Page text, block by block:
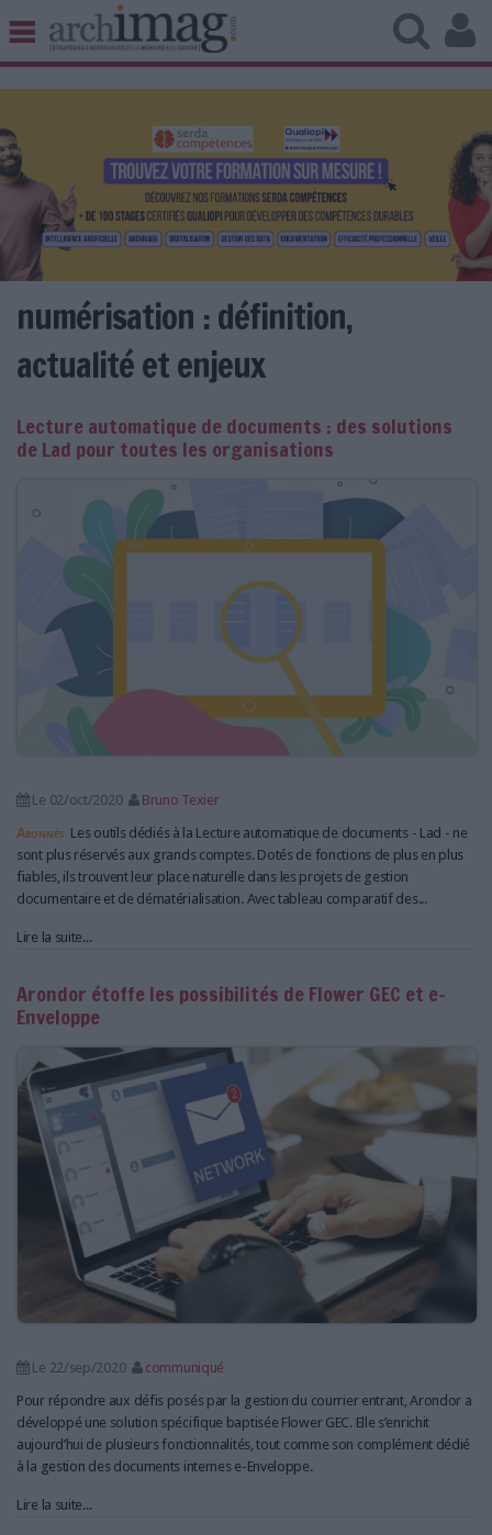
BIBLIOTHÈQUE ÉDITION
UNIVERS DATA
TRAVAIL COLLABORATIF
VIE NUMÉRIQUE
NUMÉRIQUE RESPONSABLE
LES NEWSLETTERS
LES GUIDES PRATIQUES
L'ESPACE EMPLOI
L'ANNUAIRE DES ACTEURS
LES LIVRES BLANCS
LES SUPPLÉMENTS
NOS OFFRES D'ABONNEMENTS
numérisation : définition,
actualité et enjeux
Lecture automatique de documents : des solutions
de Lad pour toutes les organisations
Le 02/oct/2020
Bruno Texier
Abonnés Les outils dédiés à la Lecture automatique de documents - Lad - ne
sont plus réservés aux grands comptes. Dotés de fonctions de plus en plus
fiables, ils trouvent leur place naturelle dans les projets de gestion
documentaire et de dématérialisation. Avec tableau comparatif des...
Lire la suite...
Arondor étoffe les possibilités de Flower GEC et e-
Enveloppe
Le 22/sep/2020
communiqué
Pour répondre aux défis posés par la gestion du courrier entrant, Arondor a
développé une solution spécifique baptisée Flower GEC. Elle s’enrichit
aujourd’hui de plusieurs fonctionnalités, tout comme son complément dédié
à la gestion des documents internes e-Enveloppe.
Lire la suite...